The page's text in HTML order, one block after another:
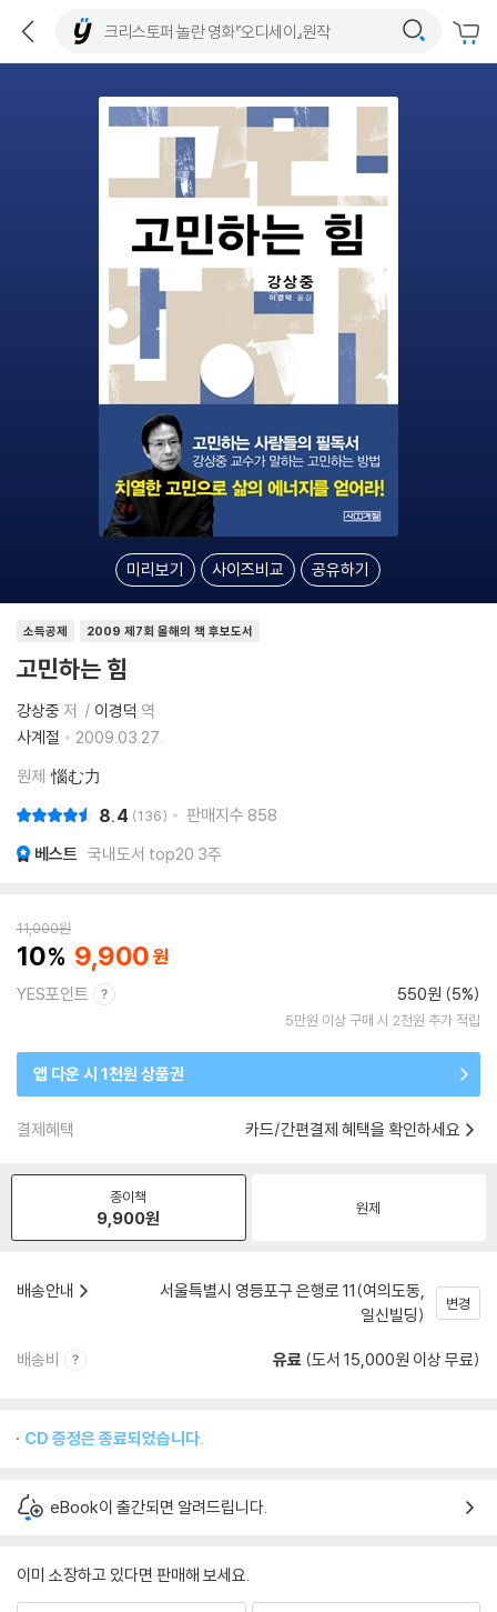
미리보기 사이즈비교 공유하기
소득공제 2009 제7회 올해의 책 후보도서
고민하는 힘
강상중 저 이경덕 역
사계절
2009.03.27.
원제 惱む力
8.4 136 판매지수 858
베스트 국내도서 top20 3주
11,000원
10 9,900
YES포인트 550원 (5%)
5만원 이상 구매 시 2천원 추가 적립
앱 다운 시 1천원 상품권
결제혜택 카드/간편결제 혜택을 확인하세요
종이책
9,900원 원제
배송안내
서울특별시 영등포구 은행로 11(여의도동,
일신빌딩)
변경
배송비 유료 (도서 15,000원 이상 무료)
CD 증정은 종료되었습니다.
eBook이 출간되면 알려드립니다.
이미 소장하고 있다면 판매해 보세요.